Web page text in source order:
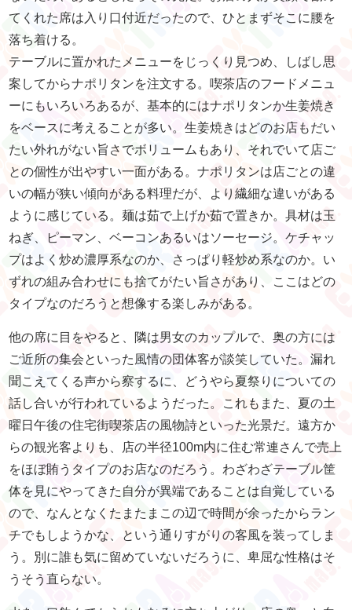
てくれた席は入り口付近だったので、ひとまずそこに腰を
落ち着ける。
テーブルに置かれたメニューをじっくり見つめ、しばし思
案してからナポリタンを注文する。喫茶店のフードメニュ
ーにもいろいろあるが、基本的にはナポリタンか生姜焼き
をベースに考えることが多い。生姜焼きはどのお店もだい
たい外れがない旨さでボリュームもあり、それでいて店ご
との個性が出やすい一面がある。ナポリタンは店ごとの違
いの幅が狭い傾向がある料理だが、より繊細な違いがある
ように感じている。麺は茹で上げか茹で置きか。具材は玉
ねぎ、ピーマン、ベーコンあるいはソーセージ。ケチャッ
プはよく炒め濃厚系なのか、さっぱり軽炒め系なのか。い
ずれの組み合わせにも捨てがたい旨さがあり、ここはどの
タイプなのだろうと想像する楽しみがある。
他の席に目をやると、隣は男女のカップルで、奥の方には
ご近所の集会といった風情の団体客が談笑していた。漏れ
聞こえてくる声から察するに、どうやら夏祭りについての
話し合いが行われているようだった。これもまた、夏の土
曜日午後の住宅街喫茶店の風物詩といった光景だ。遠方か
らの観光客よりも、店の半径100m内に住む常連さんで売上
をほぼ賄うタイプのお店なのだろう。わざわざテーブル筐
体を見にやってきた自分が異端であることは自覚している
ので、なんとなくたまたまこの辺で時間が余ったからラン
チでもしようかな、という通りすがりの客風を装ってしま
う。別に誰も気に留めていないだろうに、卑屈な性格はそ
うそう直らない。